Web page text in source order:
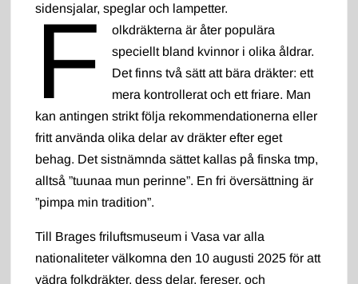
sidensjalar, speglar och lampetter.
F
olkdräkterna är åter populära
speciellt bland kvinnor i olika åldrar.
Det finns två sätt att bära dräkter: ett
mera kontrollerat och ett friare. Man
kan antingen strikt följa rekommendationerna eller
fritt använda olika delar av dräkter efter eget
behag. Det sistnämnda sättet kallas på finska tmp,
alltså ”tuunaa mun perinne”. En fri översättning är
”pimpa min tradition”.
Till Brages friluftsmuseum i Vasa var alla
nationaliteter välkomna den 10 augusti 2025 för att
vädra folkdräkter, dess delar, fereser, och